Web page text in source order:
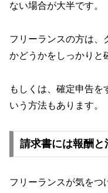
ない場合が大半です。
フリーランスの方は、
かどうかをしっかりと
もしくは、確定申告を
いう方法もあります。
請求書には報酬
フリーランスが気をつ